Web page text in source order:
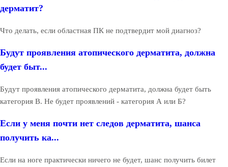
дерматит?
Что делать, если областная ПК не подтвердит мой диагноз?
Будут проявления атопического дерматита, должна
будет быт...
Будут проявления атопического дерматита, должна будет быть
категория В. Не будет проявлений - категория А или Б?
Если у меня почти нет следов дерматита, шанса
получить ка...
Если на ноге практически ничего не будет, шанс получить билет